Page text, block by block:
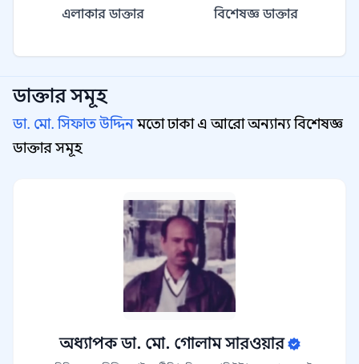
এলাকার ডাক্তার
বিশেষজ্ঞ ডাক্তার
ডাক্তার সমূহ
ডা. মো. সিফাত উদ্দিনমতো ঢাকা এ আরো অন্যান্য বিশেষজ্ঞ
ডাক্তার সমূহ
অধ্যাপক ডা. মো. গোলাম সারওয়ার